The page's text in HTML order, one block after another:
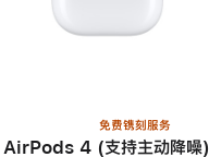
免费镌刻服务
AirPods 4 (支持主动降噪)